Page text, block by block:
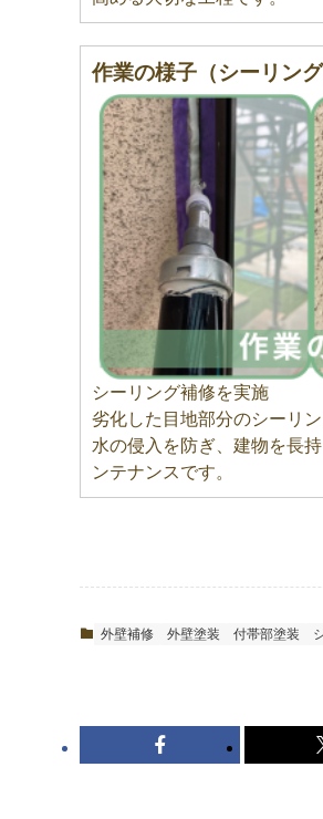
作業の様子（シーリング
シーリング補修を実施
劣化した目地部分のシーリ
水の侵入を防ぎ、建物を長
ンテナンスです。
外壁補修 外壁塗装 付帯部塗装